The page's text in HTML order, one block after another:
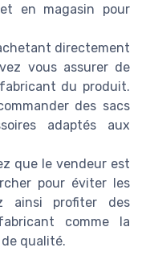
en magasin pour
directement
vous assurer de
du produit.
des sacs
adaptés aux
que le vendeur est
pour éviter les
ainsi profiter des
comme la
qualité.